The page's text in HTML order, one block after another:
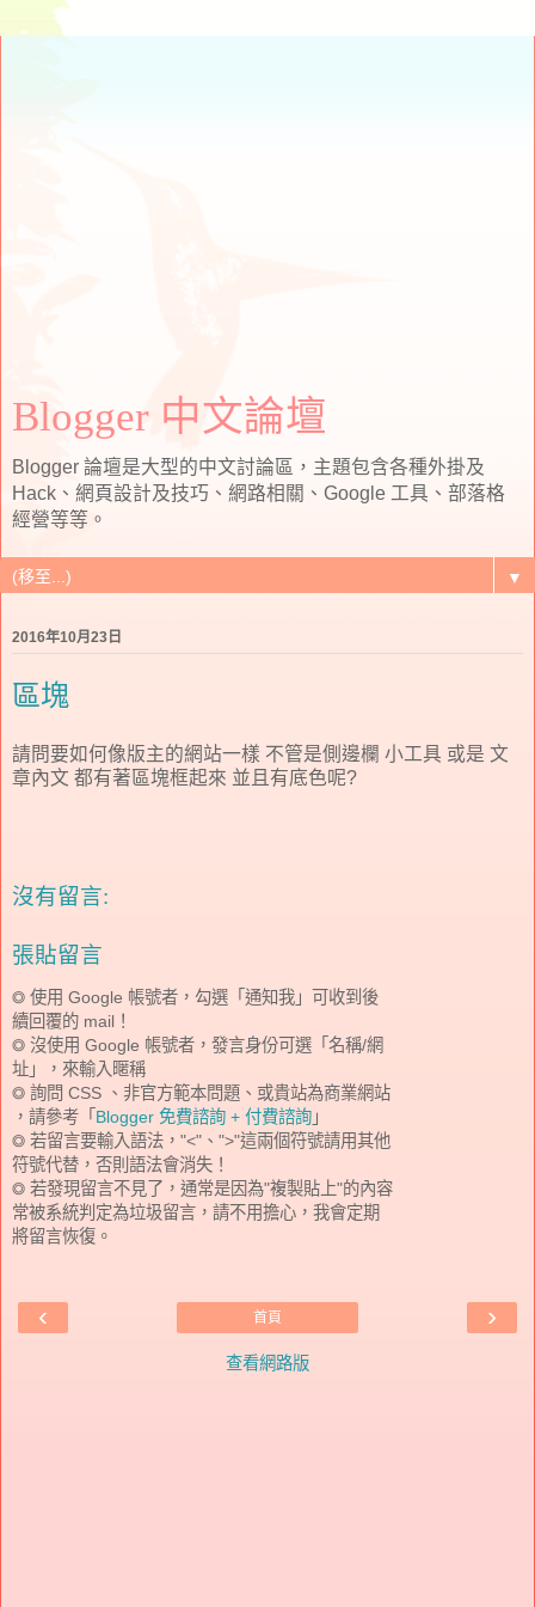
Blogger 中文論壇
Blogger 論壇是大型的中文討論區，主題包含各種外掛及
Hack、網頁設計及技巧、網路相關、Google 工具、部落格
經營等等。
▼
2016年10月23日
區塊
請問要如何像版主的網站一樣 不管是側邊欄 小工具 或是 文
章內文 都有著區塊框起來 並且有底色呢?
沒有留言:
張貼留言
◎ 使用 Google 帳號者，勾選「通知我」可收到後
續回覆的 mail！
◎ 沒使用 Google 帳號者，發言身份可選「名稱/網
址」，來輸入暱稱
◎ 詢問 CSS 、非官方範本問題、或貴站為商業網站
，請參考「 Blogger 免費諮詢 + 付費諮詢 」
◎ 若留言要輸入語法，"<"、">"這兩個符號請用其他
符號代替，否則語法會消失！
◎ 若發現留言不見了，通常是因為"複製貼上"的內容
常被系統判定為垃圾留言，請不用擔心，我會定期
將留言恢復。
‹ ›
首頁
查看網路版